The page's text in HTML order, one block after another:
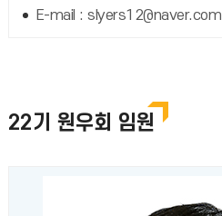
E-mail : slyers12@naver.com
22기 원우회 임원